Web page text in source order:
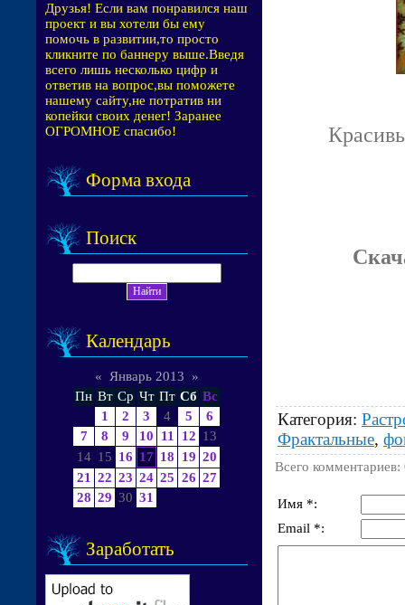
Друзья! Если вам понравился наш
проект и вы хотели бы ему
помочь в развитии,то просто
кликните по баннеру выше.Введя
всего лишь несколько цифр и
ответив на вопрос,вы поможете
нашему сайту,не потратив ни
копейки своих денег! Заранее
ОГРОМНОЕ спасибо!
Форма входа
Поиск
Календарь
« Январь 2013
»
Пн Вт Ср Чт Пт Сб Вс
1
2 3 4 5
6
7
8 9 10 11 12 13
14 15 16 17 18 19 20
21
22 23 24 25 26 27
28 29 30 31
Заработать
Категория:
Фрактальные,
Всего комментариев:
Имя *:
Email *: